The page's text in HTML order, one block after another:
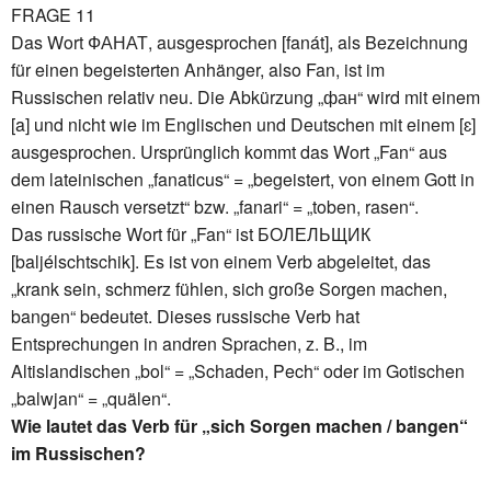
FRAGE 11
Das Wort ФАНАТ, ausgesprochen [fanát], als Bezeichnung
für einen begeisterten Anhänger, also Fan, ist im
Russischen relativ neu. Die Abkürzung „фан“ wird mit einem
[a] und nicht wie im Englischen und Deutschen mit einem [ɛ]
ausgesprochen. Ursprünglich kommt das Wort „Fan“ aus
dem lateinischen „fanaticus“ = „begeistert, von einem Gott in
einen Rausch versetzt“ bzw. „fanari“ = „toben, rasen“.
Das russische Wort für „Fan“ ist БОЛЕЛЬЩИК
[baljélschtschik]. Es ist von einem Verb abgeleitet, das
„krank sein, schmerz fühlen, sich große Sorgen machen,
bangen“ bedeutet. Dieses russische Verb hat
Entsprechungen in andren Sprachen, z. B., im
Altislandischen „bol“ = „Schaden, Pech“ oder im Gotischen
„balwjan“ = „quälen“.
Wie lautet das Verb für „sich Sorgen machen / bangen“
im Russischen?